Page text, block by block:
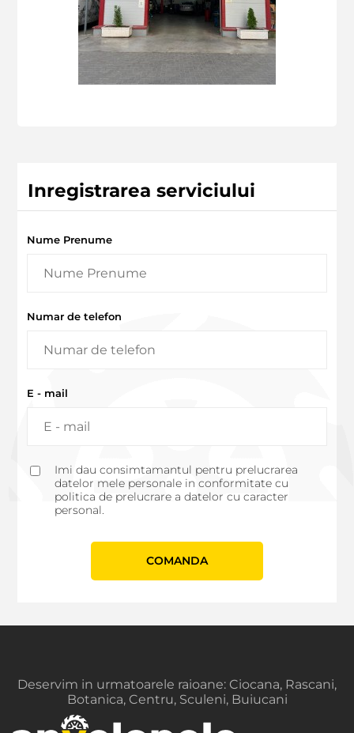
Inregistrarea serviciului
Nume Prenume
Numar de telefon
E - mail
Imi dau consimtamantul pentru prelucrarea
datelor mele personale in conformitate cu
politica de prelucrare a datelor cu caracter
personal.
СOMANDA
Deservim in urmatoarele raioane: Ciocana, Rascani,
Botanica, Centru, Sculeni, Buiucani